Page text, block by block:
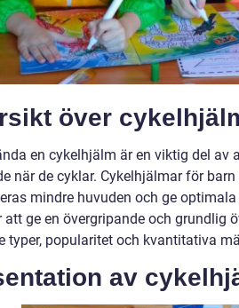
över
en cykelhjälm är en viktig del av
när de cyklar. Cykelhjälmar för
mindre huvuden och ge
att ge en övergripande och grundlig
typer, popularitet och kvantitativa
av